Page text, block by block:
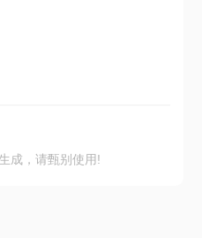
成，请甄别使用!